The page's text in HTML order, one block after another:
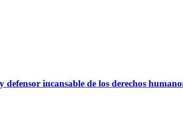
incansable de los derechos